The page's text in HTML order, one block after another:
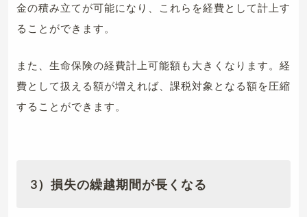
金の積み立てが可能になり、これらを経費として計上す
ることができます。
また、生命保険の経費計上可能額も大きくなります。経
費として扱える額が増えれば、課税対象となる額を圧縮
することができます。
3）損失の繰越期間が長くなる